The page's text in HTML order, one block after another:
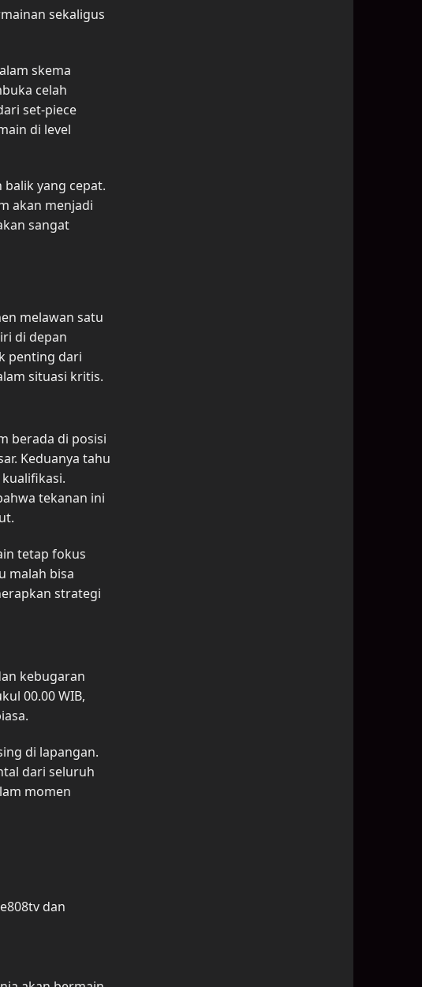
sekaligus
skema
celah
set-piece
di level
yang cepat.
akan menjadi
sangat
melawan satu
di depan
penting dari
situasi kritis.
berada di posisi
Keduanya tahu
tekanan ini
tetap fokus
malah bisa
strategi
kebugaran
00.00 WIB,
di lapangan.
dari seluruh
momen
dan